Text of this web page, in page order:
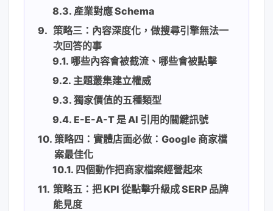
產業對應 Schema
策略三：內容深度化，做搜尋引擎無法一
次回答的事
哪些內容會被截流、哪些會被點擊
主題叢集建立權威
獨家價值的五種類型
E-E-A-T 是 AI 引用的關鍵訊號
策略四：實體店面必做：Google 商家檔
案最佳化
四個動作把商家檔案經營起來
策略五：把 KPI 從點擊升級成 SERP 品牌
能見度